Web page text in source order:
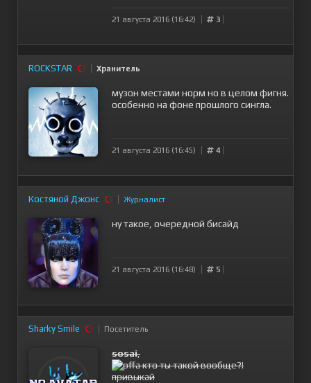
21 августа 2016 (16:42) 3
ROCKSTAR Хранитель
музон местами норм но в целом фигня.
особенно на фоне прошлого сингла.
21 августа 2016 (16:45) 4
Костяной Джонс Журналист
ну такое, очередной бисайд
21 августа 2016 (16:48) 5
Sharky Smile Посетитель
sosai,
а кто ты такой вообще?!
привыкай